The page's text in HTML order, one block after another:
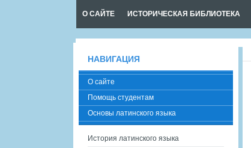
О САЙТЕ ИСТОРИЧЕСКАЯ БИБЛИОТЕКА
НАВИГАЦИЯ
О сайте
Помощь студентам
Основы латинского языка
История латинского языка